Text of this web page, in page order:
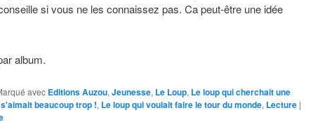
si vous ne les connaissez pas. Ca peut-être une idée
album.
avec Editions Auzou, Jeunesse, Le Loup, Le loup qui cherchait une
beaucoup trop !, Le loup qui voulait faire le tour du monde, Lecture |